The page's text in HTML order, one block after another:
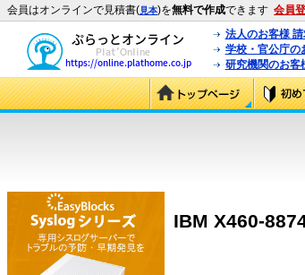
会員はオンラインで見積書(見本)を無料で作成できます 会員
法人のお客様
学校・官公庁の
研究機関のお客
IBM X460-